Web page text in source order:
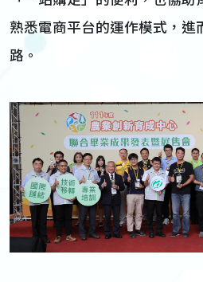
熟悉電商平台的運作模式，進
路。